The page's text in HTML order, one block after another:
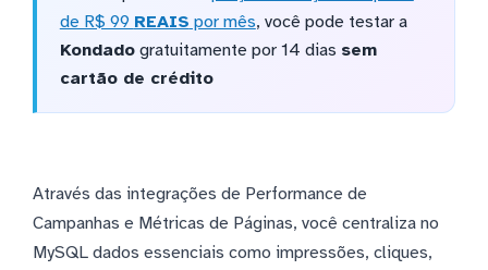
de R$ 99 REAIS por mês, você pode testar a
Kondadogratuitamente por 14 dias sem
cartão de crédito
Através das integrações de Performance de
Campanhas e Métricas de Páginas, você centraliza no
MySQL dados essenciais como impressões, cliques,